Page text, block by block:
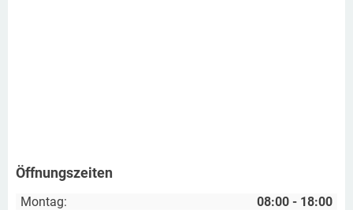
Öffnungszeiten
Montag:
08:00 - 18:00